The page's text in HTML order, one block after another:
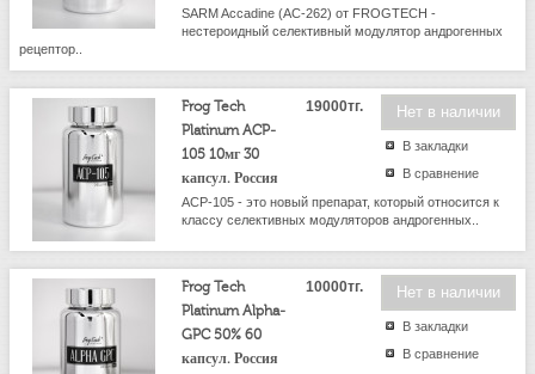
SARM Accadine (AC-262) от FROGTECH -
нестероидный селективный модулятор андрогенных
рецептор..
Нет в наличии
В закладки
В сравнение
19000тг.
Frog Tech
Platinum ACP-
105 10мг 30
капсул. Россия
ACP-105 - это новый препарат, который относится к
классу селективных модуляторов андрогенных..
Нет в наличии
В закладки
В сравнение
10000тг.
Frog Tech
Platinum Alpha-
GPC 50% 60
капсул. Россия